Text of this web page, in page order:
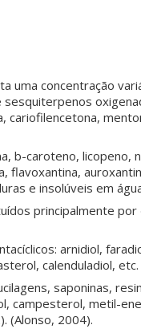
uma concentração
sesquiterpenos
cariofilencetona,
b-caroteno, licopeno,
flavoxantina,
e insolúveis em
principalmente
arnidiol,
calenduladiol, etc.
saponinas,
campesterol, metil-
(Alonso, 2004).